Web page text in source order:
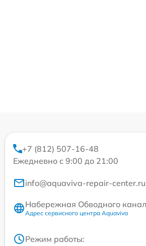
+7 (812) 507-16-48
Ежедневно с 9:00 до 21:00
info@aquaviva-repair-center.ru
Набережная Обводного
Адрес сервисного центра Aquaviva
Режим работы: